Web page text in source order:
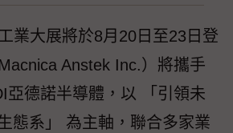
業大展將於8月20日至23日登
Anstek Inc.）將攜手
亞德諾半導體，以 「引領未
態系」 為主軸，聯合多家業